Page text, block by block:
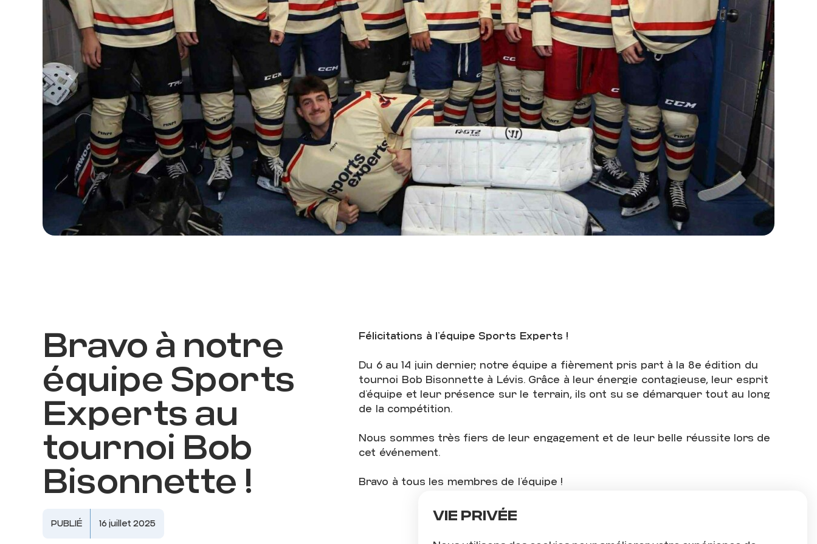
ÉQUIPESPORTS
EXPERTSAU
TOURNOIBOB
BISONNETTE!
Bravo à notre
équipe Sports
Experts au
tournoi Bob
Bisonnette !
PUBLIÉ 16 juillet 2025
Félicitations à l’équipe Sports Experts !
Du 6 au 14 juin dernier, notre équipe a fièrement pris part à la 8e édition du
tournoi Bob Bisonnette à Lévis. Grâce à leur énergie contagieuse, leur esprit
d’équipe et leur présence sur le terrain, ils ont su se démarquer tout au long
de la compétition.
Nous sommes très fiers de leur engagement et de leur belle réussite lors de
cet événement.
Bravo à tous les membres de l’équipe !
Vie privée